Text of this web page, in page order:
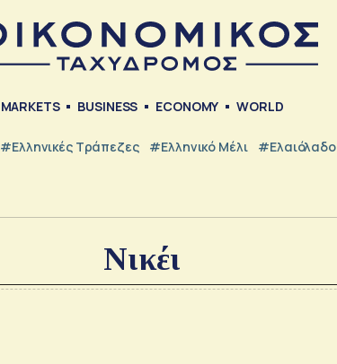
MARKETS BUSINESS ECONOMY WORLD
#ελληνικές Τράπεζες #Ελληνικό Μέλι #Ελαιόλαδο
Νικέι